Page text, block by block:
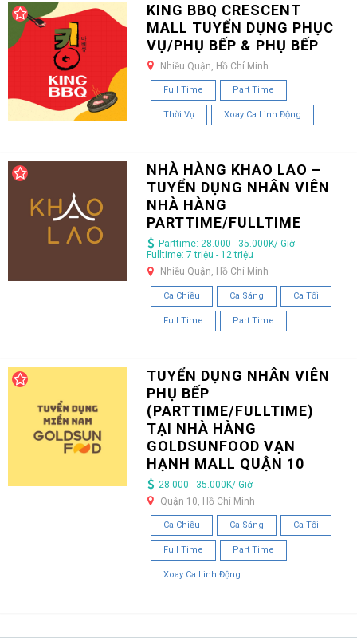
KING BBQ CRESCENT
MALL TUYỂN DỤNG PHỤC
VỤ/PHỤ BẾP & PHỤ BẾP
Nhiều Quận, Hồ Chí Minh
Full Time Part Time
Thời Vụ Xoay Ca Linh Động
NHÀ HÀNG KHAO LAO –
TUYỂN DỤNG NHÂN VIÊN
NHÀ HÀNG
PARTTIME/FULLTIME
Parttime: 28.000 - 35.000K/ Giờ -
Fulltime: 7 triệu - 12 triệu
Nhiều Quận, Hồ Chí Minh
Ca Chiều Ca Sáng Ca Tối
Full Time Part Time
TUYỂN DỤNG NHÂN VIÊN
PHỤ BẾP
(PARTTIME/FULLTIME)
TẠI NHÀ HÀNG
GOLDSUNFOOD VẠN
HẠNH MALL QUẬN 10
28.000 - 35.000K/ Giờ
Quận 10, Hồ Chí Minh
Ca Chiều Ca Sáng Ca Tối
Full Time Part Time
Xoay Ca Linh Động